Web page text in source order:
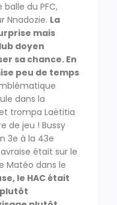
du PFC,
Nnadozie. La
mais
doyen
sa chance. En
peu de temps
dans la
trompa Laëtitia
de jeu ! Bussy
3e à la 43e
était sur le
Matéo dans le
le HAC était